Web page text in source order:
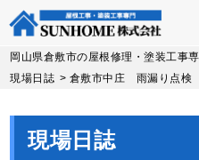
Skip
to
岡山県倉敷市の屋根修理・塗装工事
現場日誌 > 倉敷市中庄 雨漏り点検
現場日誌